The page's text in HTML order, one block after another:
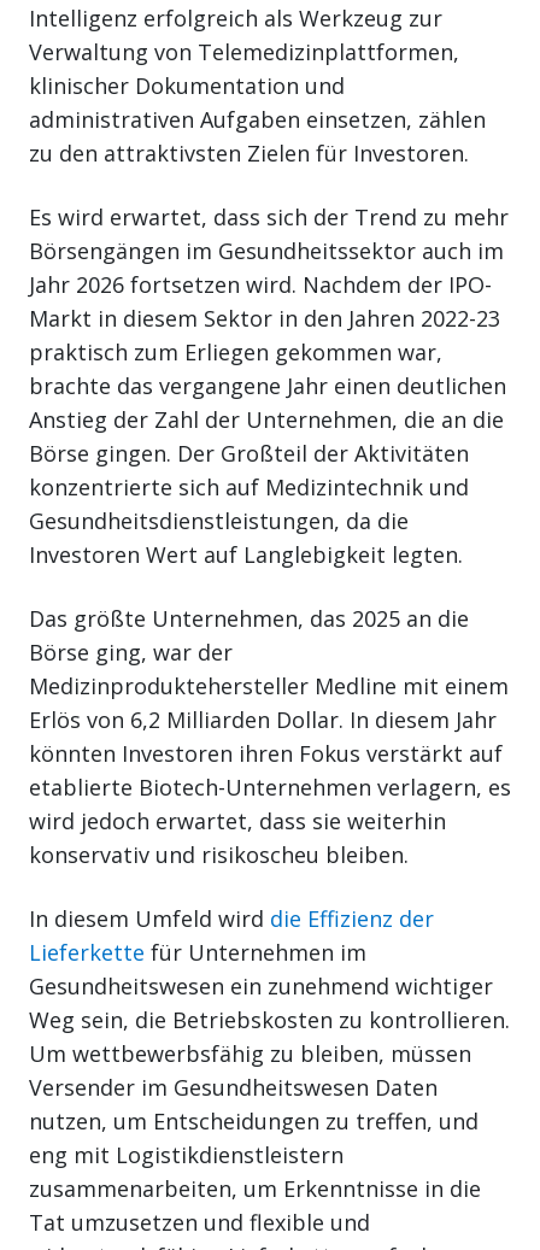
Intelligenz erfolgreich als Werkzeug zur
Verwaltung von Telemedizinplattformen,
klinischer Dokumentation und
administrativen Aufgaben einsetzen, zählen
zu den attraktivsten Zielen für Investoren.
Es wird erwartet, dass sich der Trend zu mehr
Börsengängen im Gesundheitssektor auch im
Jahr 2026 fortsetzen wird. Nachdem der IPO-
Markt in diesem Sektor in den Jahren 2022-23
praktisch zum Erliegen gekommen war,
brachte das vergangene Jahr einen deutlichen
Anstieg der Zahl der Unternehmen, die an die
Börse gingen. Der Großteil der Aktivitäten
konzentrierte sich auf Medizintechnik und
Gesundheitsdienstleistungen, da die
Investoren Wert auf Langlebigkeit legten.
Das größte Unternehmen, das 2025 an die
Börse ging, war der
Medizinproduktehersteller Medline mit einem
Erlös von 6,2 Milliarden Dollar. In diesem Jahr
könnten Investoren ihren Fokus verstärkt auf
etablierte Biotech-Unternehmen verlagern, es
wird jedoch erwartet, dass sie weiterhin
konservativ und risikoscheu bleiben.
In diesem Umfeld wird die Effizienz der
Lieferkette für Unternehmen im
Gesundheitswesen ein zunehmend wichtiger
Weg sein, die Betriebskosten zu kontrollieren.
Um wettbewerbsfähig zu bleiben, müssen
Versender im Gesundheitswesen Daten
nutzen, um Entscheidungen zu treffen, und
eng mit Logistikdienstleistern
zusammenarbeiten, um Erkenntnisse in die
Tat umzusetzen und flexible und